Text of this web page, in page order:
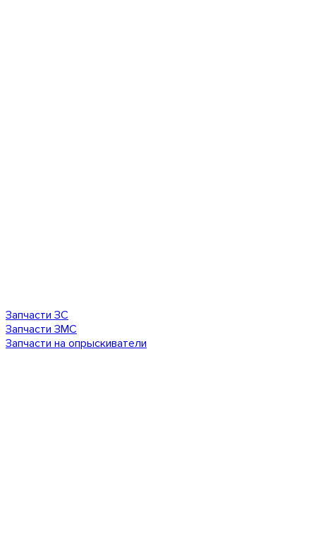
Запчасти ЗС
Запчасти ЗМС
Запчасти на опрыскиватели